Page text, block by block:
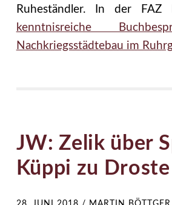
Ruheständler. In der
kenntnisreiche
Nachkriegsstädtebau im
JW: Zelik über
Küppi zu Droste